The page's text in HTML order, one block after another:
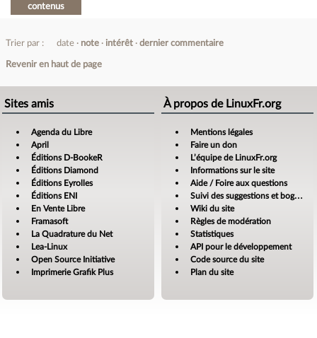
contenus
Trier par : date note intérêt dernier commentaire
Revenir en haut de page
Sites amis
Agenda du Libre
April
Éditions D-BookeR
Éditions Diamond
Éditions Eyrolles
Éditions ENI
En Vente Libre
Framasoft
La Quadrature du Net
Lea-Linux
Open Source Initiative
Imprimerie Grafik Plus
À propos de LinuxFr.org
Mentions légales
Faire un don
L’équipe de LinuxFr.org
Informations sur le site
Aide / Foire aux questions
Suivi des suggestions et bogues
Wiki du site
Règles de modération
Statistiques
API pour le développement
Code source du site
Plan du site